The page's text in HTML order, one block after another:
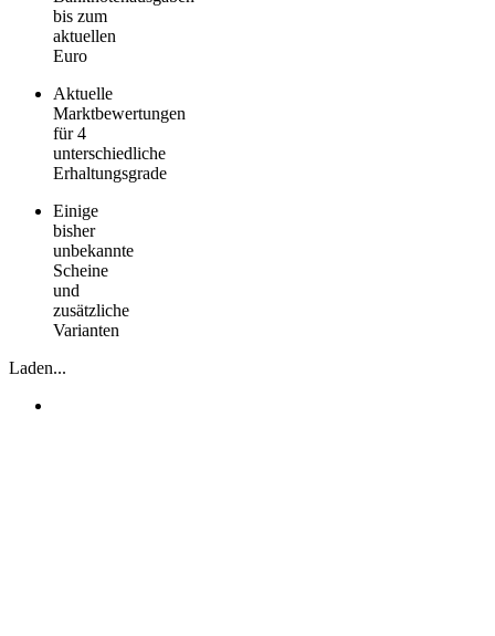
bis zum
aktuellen
Euro
Aktuelle
Marktbewertungen
für 4
unterschiedliche
Erhaltungsgrade
Einige
bisher
unbekannte
Scheine
und
zusätzliche
Varianten
Laden...